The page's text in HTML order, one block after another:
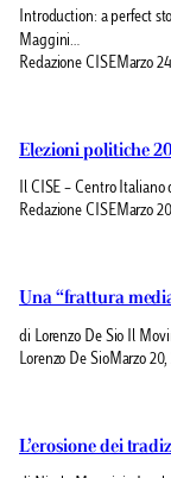
Introduction: a perfect
Maggini…
Redazione CISEMarzo
Elezioni politiche
Il CISE – Centro
Redazione CISEMarzo
Una “frattura
di Lorenzo De Sio Il
Lorenzo De SioMarzo 20,
L’erosione dei